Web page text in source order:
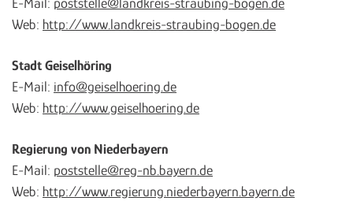
E-Mail: poststelle@landkreis-straubing-bogen.de
Web: http://www.landkreis-straubing-bogen.de
Stadt Geiselhöring
E-Mail: info@geiselhoering.de
Web: http://www.geiselhoering.de
Regierung von Niederbayern
E-Mail: poststelle@reg-nb.bayern.de
Web: http://www.regierung.niederbayern.bayern.de